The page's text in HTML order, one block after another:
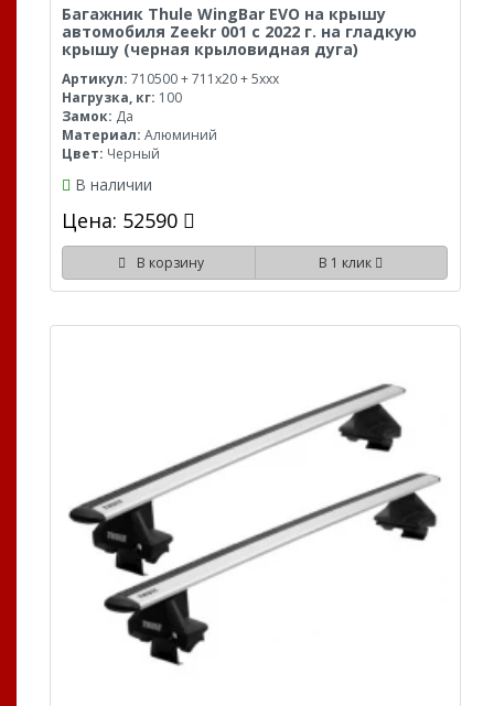
Багажник Thule WingBar EVO на крышу
автомобиля Zeekr 001 с 2022 г. на гладкую
крышу (черная крыловидная дуга)
Артикул: 710500 + 711x20 + 5xxx
Нагрузка, кг: 100
Замок: Да
Материал: Алюминий
Цвет: Черный
В наличии
Цена: 52590
В корзину В 1 клик